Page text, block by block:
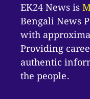
EK24 News is
Bengali News
with
Providing
authentic
the people.